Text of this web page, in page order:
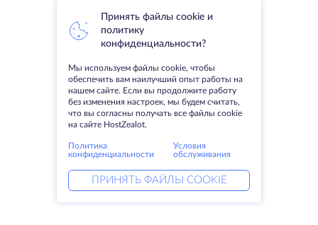
Принять файлы cookie и
политику
конфиденциальности?
Мы используем файлы cookie, чтобы
обеспечить вам наилучший опыт работы на
нашем сайте. Если вы продолжите работу
без изменения настроек, мы будем считать,
что вы согласны получать все файлы cookie
на сайте HostZealot.
Политика
конфиденциальности
Условия
обслуживания
ПРИНЯТЬ ФАЙЛЫ COOKIE